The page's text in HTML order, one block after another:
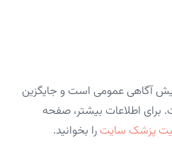
آگاهی عمومی است و جایگزین
اطلاعات بیشتر، صفحه
پزشک سایت را بخوانید.